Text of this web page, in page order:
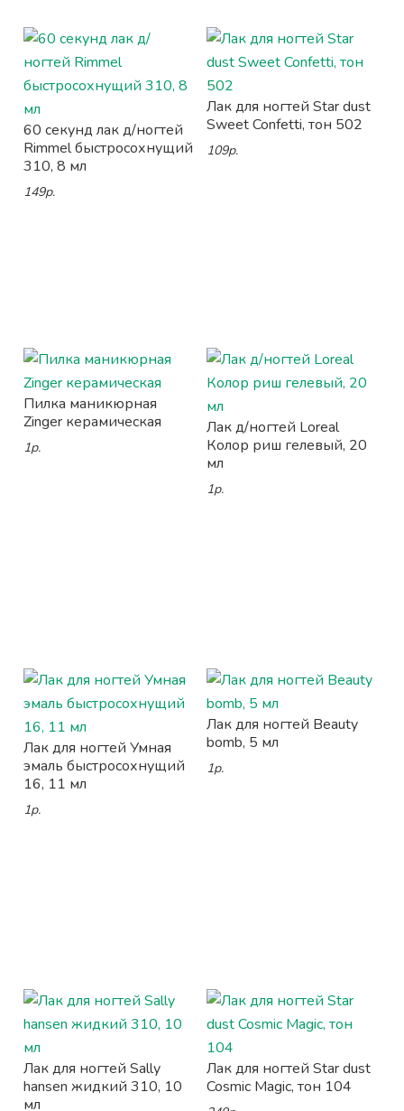
60 секунд лак д/ногтей
Rimmel быстросохнущий
310, 8 мл
149р.
Лак для ногтей Star dust
Sweet Confetti, тон 502
109р.
Пилка маникюрная
Zinger керамическая
1р.
Лак д/ногтей Loreal
Колор риш гелевый, 20
мл
1р.
Лак для ногтей Умная
эмаль быстросохнущий
16, 11 мл
1р.
Лак для ногтей Beauty
bomb, 5 мл
1р.
Лак для ногтей Sally
hansen жидкий 310, 10
мл
Лак для ногтей Star dust
Cosmic Magic, тон 104